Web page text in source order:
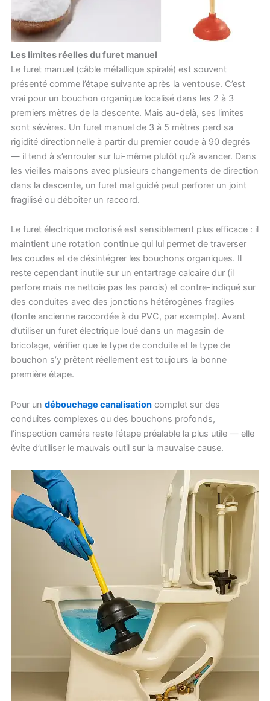
Les limites réelles du furet manuel
Le furet manuel (câble métallique spiralé) est souvent
présenté comme l’étape suivante après la ventouse. C’est
vrai pour un bouchon organique localisé dans les 2 à 3
premiers mètres de la descente. Mais au-delà, ses limites
sont sévères. Un furet manuel de 3 à 5 mètres perd sa
rigidité directionnelle à partir du premier coude à 90 degrés
— il tend à s’enrouler sur lui-même plutôt qu’à avancer. Dans
les vieilles maisons avec plusieurs changements de direction
dans la descente, un furet mal guidé peut perforer un joint
fragilisé ou déboîter un raccord.
Le furet électrique motorisé est sensiblement plus efficace : il
maintient une rotation continue qui lui permet de traverser
les coudes et de désintégrer les bouchons organiques. Il
reste cependant inutile sur un entartrage calcaire dur (il
perfore mais ne nettoie pas les parois) et contre-indiqué sur
des conduites avec des jonctions hétérogènes fragiles
(fonte ancienne raccordée à du PVC, par exemple). Avant
d’utiliser un furet électrique loué dans un magasin de
bricolage, vérifier que le type de conduite et le type de
bouchon s’y prêtent réellement est toujours la bonne
première étape.
Pour un débouchage canalisation complet sur des
conduites complexes ou des bouchons profonds,
l’inspection caméra reste l’étape préalable la plus utile — elle
évite d’utiliser le mauvais outil sur la mauvaise cause.